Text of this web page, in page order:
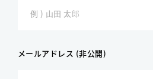
メールアドレス (非公開)